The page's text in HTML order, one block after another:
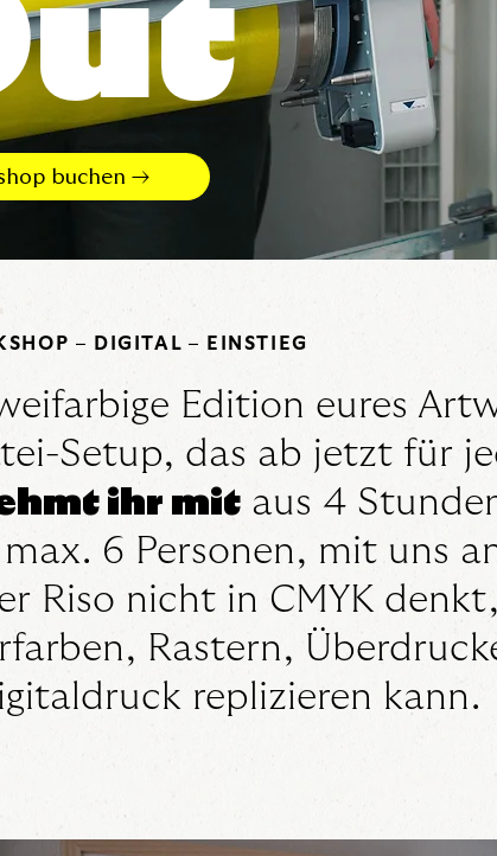
buchen →
– DIGITAL – EINSTIEG
Edition eures
Setup, das ab jetzt für
ihr mit aus 4
6 Personen, mit uns
Riso nicht in CMYK
Rastern,
replizieren kann.